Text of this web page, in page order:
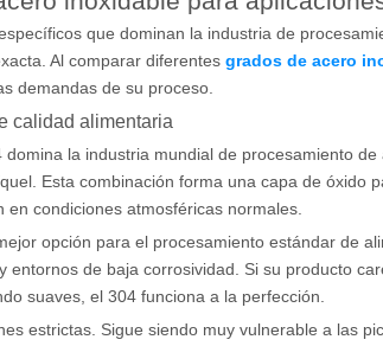
que dominan la industria de
Al comparar diferentes grados de acero
demandas de su proceso.
calidad alimentaria
la industria mundial de procesamiento
Esta combinación forma una capa de óxido
condiciones atmosféricas normales.
opción para el procesamiento estándar de
entornos de baja corrosividad. Si su producto
suaves, el 304 funciona a la perfección.
estrictas. Sigue siendo muy vulnerable a las